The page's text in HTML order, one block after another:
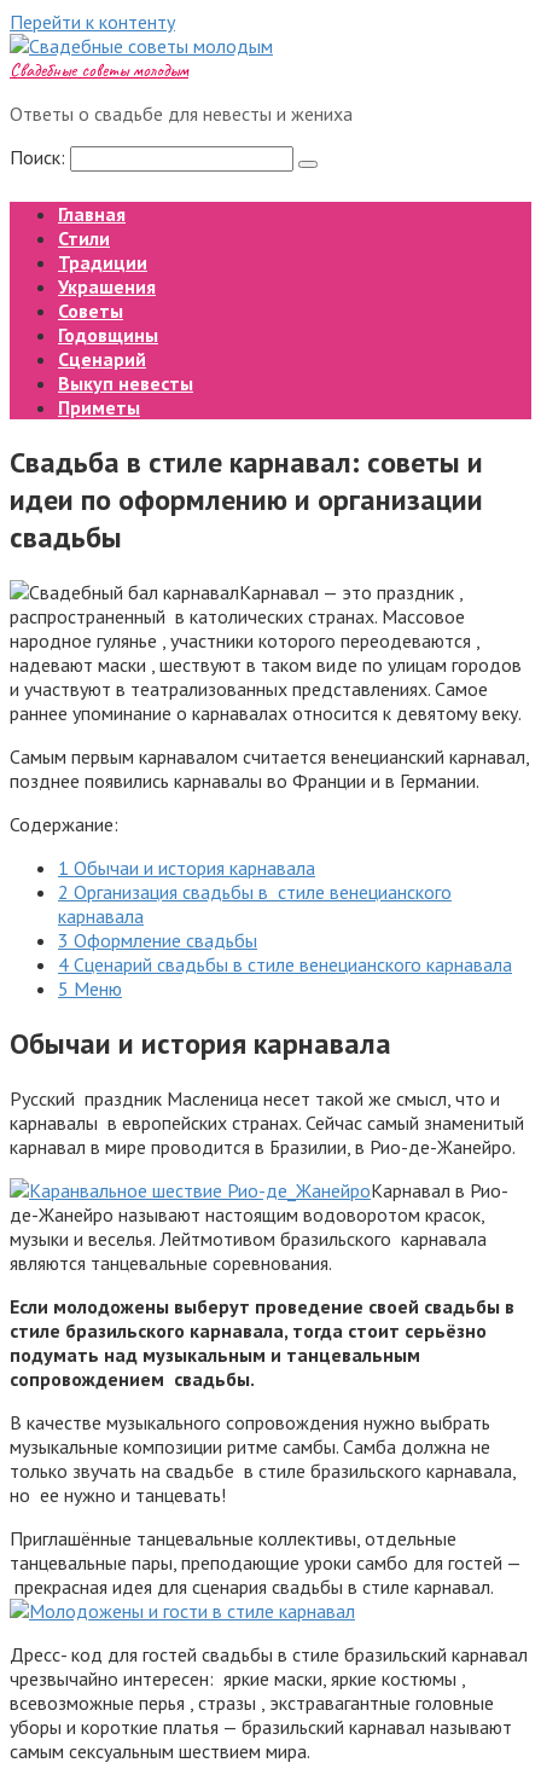
Перейти к контенту
Свадебные советы молодым
Ответы о свадьбе для невесты и жениха
Поиск:
Главная
Стили
Традиции
Украшения
Советы
Годовщины
Сценарий
Выкуп невесты
Приметы
Свадьба в стиле карнавал: советы и
идеи по оформлению и организации
свадьбы
Карнавал — это праздник ,
распространенный в католических странах. Массовое
народное гулянье , участники которого переодеваются ,
надевают маски , шествуют в таком виде по улицам городов
и участвуют в театрализованных представлениях. Самое
раннее упоминание о карнавалах относится к девятому веку.
Самым первым карнавалом считается венецианский карнавал,
позднее появились карнавалы во Франции и в Германии.
Содержание:
1 Обычаи и история карнавала
2 Организация свадьбы в стиле венецианского
карнавала
3 Оформление свадьбы
4 Сценарий свадьбы в стиле венецианского карнавала
5 Меню
Обычаи и история карнавала
Русский праздник Масленица несет такой же смысл, что и
карнавалы в европейских странах. Сейчас самый знаменитый
карнавал в мире проводится в Бразилии, в Рио-де-Жанейро.
Карнавал в Рио-
де-Жанейро называют настоящим водоворотом красок,
музыки и веселья. Лейтмотивом бразильского карнавала
являются танцевальные соревнования.
Если молодожены выберут проведение своей свадьбы в
стиле бразильского карнавала, тогда стоит серьёзно
подумать над музыкальным и танцевальным
сопровождением свадьбы.
В качестве музыкального сопровождения нужно выбрать
музыкальные композиции ритме самбы. Самба должна не
только звучать на свадьбе в стиле бразильского карнавала,
но ее нужно и танцевать!
Приглашённые танцевальные коллективы, отдельные
танцевальные пары, преподающие уроки самбо для гостей —
прекрасная идея для сценария свадьбы в стиле карнавал.
Дресс- код для гостей свадьбы в стиле бразильский карнавал
чрезвычайно интересен: яркие маски, яркие костюмы ,
всевозможные перья , стразы , экстравагантные головные
уборы и короткие платья — бразильский карнавал называют
самым сексуальным шествием мира.